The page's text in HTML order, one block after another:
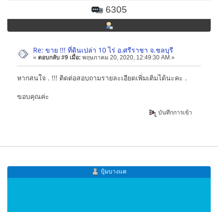
6305
Re: ขาย !!! ที่ดินเปล่า 10 ไร่ อ.ศรีราชา จ.ชลบุรี
« ตอบกลับ #9 เมื่อ: พฤษภาคม 20, 2020, 12:49:30 AM »
หากสนใจ . !!! ติดต่อสอบถามรายละเอียดเพิ่มเติมได้นะคะ .
ขอบคุณค่ะ
บันทึกการเข้า
ปุ้มบางแค